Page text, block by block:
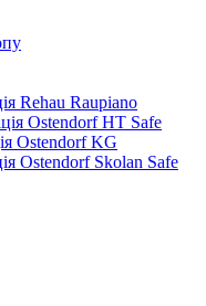
Rehau Raupiano
Ostendorf HT Safe
Ostendorf KG
Ostendorf Skolan Safe